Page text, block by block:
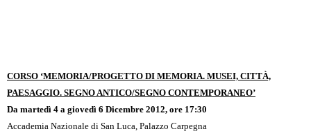
CORSO ‘MEMORIA/PROGETTO DI MEMORIA. MUSEI, CITTÀ,
PAESAGGIO. SEGNO ANTICO/SEGNO CONTEMPORANEO’
Da martedì 4 a giovedì 6 Dicembre 2012, ore 17:30
Accademia Nazionale di San Luca, Palazzo Carpegna